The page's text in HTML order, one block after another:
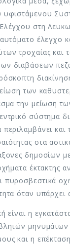
υφιστάμενου
στη
έλεγχο
τροχαίας και
διαβάσεων
των
την μείωση
σύστημα
και
στα
δημοσίων
έκτακτης
πυροσβεστικά
όταν υπάρχει
είναι η
μηνυμάτων
και η